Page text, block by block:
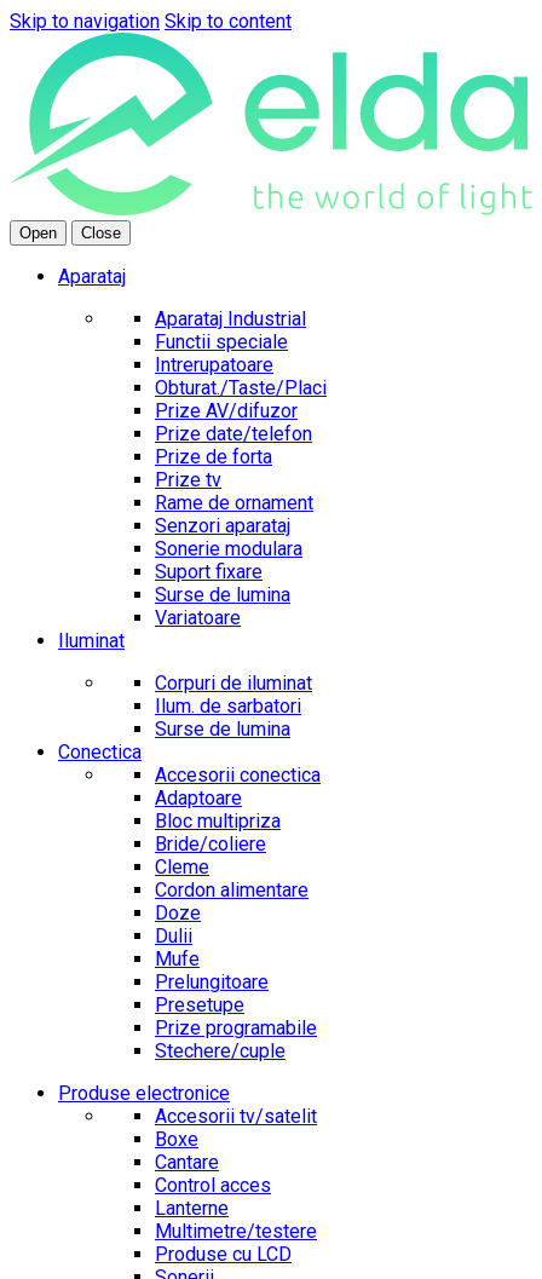
Skip to navigation Skip to content
Open Close
Aparataj
Aparataj Industrial
Functii speciale
Intrerupatoare
Obturat./Taste/Placi
Prize AV/difuzor
Prize date/telefon
Prize de forta
Prize tv
Rame de ornament
Senzori aparataj
Sonerie modulara
Suport fixare
Surse de lumina
Variatoare
Iluminat
Corpuri de iluminat
Ilum. de sarbatori
Surse de lumina
Conectica
Accesorii conectica
Adaptoare
Bloc multipriza
Bride/coliere
Cleme
Cordon alimentare
Doze
Dulii
Mufe
Prelungitoare
Presetupe
Prize programabile
Stechere/cuple
Produse electronice
Accesorii tv/satelit
Boxe
Cantare
Control acces
Lanterne
Multimetre/testere
Produse cu LCD